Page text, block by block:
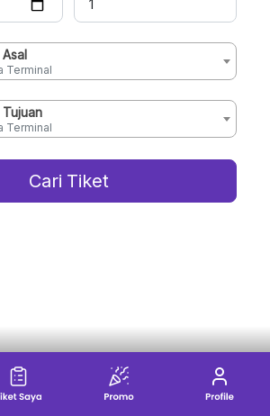
Terminal
Tujuan
Terminal
Cari Tiket